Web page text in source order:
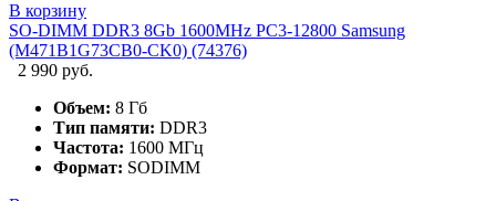
В корзину
SO-DIMM DDR3 8Gb 1600MHz PC3-12800 Samsung
(M471B1G73CB0-CK0) (74376)
2 990 руб.
Объем: 8 Гб
Тип памяти: DDR3
Частота: 1600 МГц
Формат: SODIMM